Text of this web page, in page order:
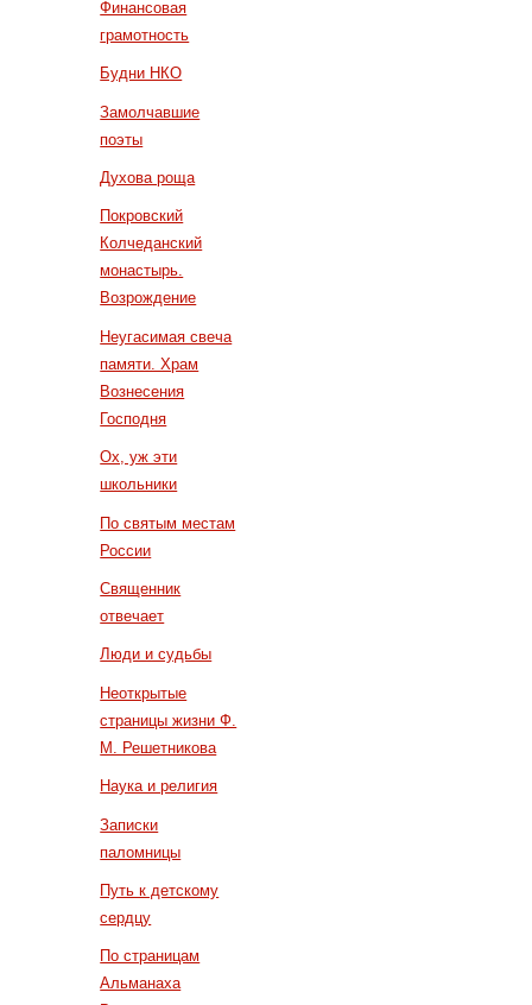
Финансовая
грамотность
Будни НКО
Замолчавшие
поэты
Духова роща
Покровский
Колчеданский
монастырь.
Возрождение
Неугасимая свеча
памяти. Храм
Вознесения
Господня
Ох, уж эти
школьники
По святым местам
России
Священник
отвечает
Люди и судьбы
Неоткрытые
страницы жизни Ф.
М. Решетникова
Наука и религия
Записки
паломницы
Путь к детскому
сердцу
По страницам
Альманаха